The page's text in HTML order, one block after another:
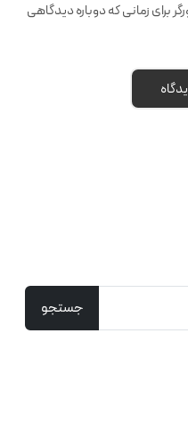
برای زمانی که دوباره دیدگاهی